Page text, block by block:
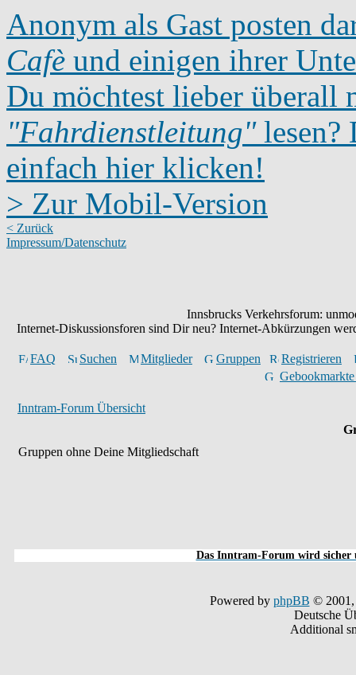
Anonym als Gast posten
Cafè und einigen ihrer
Du möchtest lieber überall
"Fahrdienstleitung"lesen?
einfach hier klicken!
> Zur Mobil-Version
< Zurück
Impressum/Datenschutz
Innsbrucks Verkehrsforum:
Internet-Diskussionsforen sind Dir neu? Internet-Abkürzungen
FAQ Suchen Mitglieder Gruppen
Registrieren
Inntram-Forum Übersicht
Gruppen ohne Deine Mitgliedschaft
Das Inntram-Forum wird sicher
Powered by phpBB © 2001,
Deutsche
Additional